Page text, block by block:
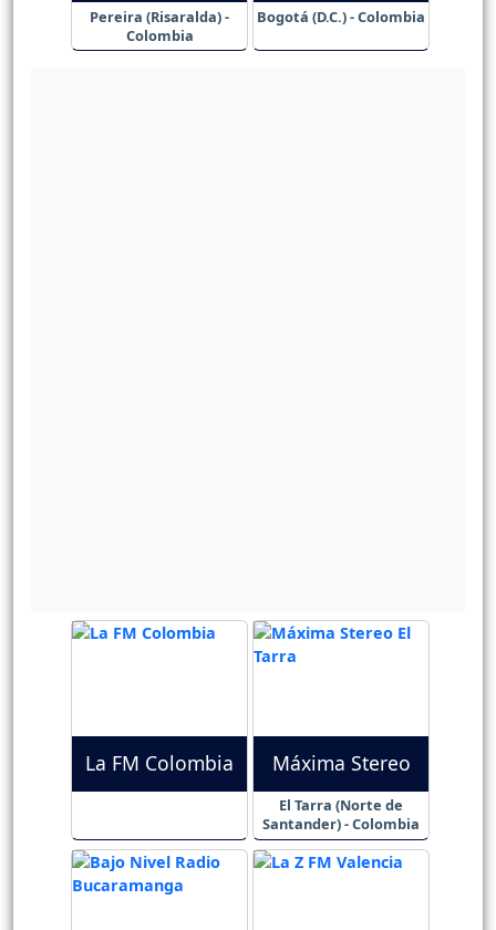
Pereira (Risaralda) -
Colombia
Bogotá (D.C.) - Colombia
La FM Colombia Máxima Stereo
El Tarra (Norte de
Santander) - Colombia